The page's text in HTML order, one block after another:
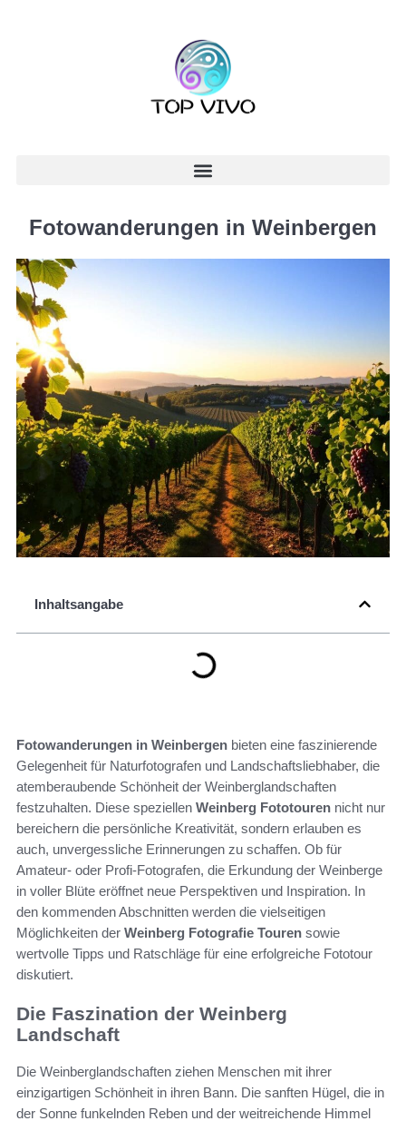
Fotowanderungen in Weinbergen
Inhaltsangabe
Fotowanderungen in Weinbergen bieten eine faszinierende
Gelegenheit für Naturfotografen und Landschaftsliebhaber, die
atemberaubende Schönheit der Weinberglandschaften
festzuhalten. Diese speziellen Weinberg Fototouren nicht nur
bereichern die persönliche Kreativität, sondern erlauben es
auch, unvergessliche Erinnerungen zu schaffen. Ob für
Amateur- oder Profi-Fotografen, die Erkundung der Weinberge
in voller Blüte eröffnet neue Perspektiven und Inspiration. In
den kommenden Abschnitten werden die vielseitigen
Möglichkeiten der Weinberg Fotografie Touren sowie
wertvolle Tipps und Ratschläge für eine erfolgreiche Fototour
diskutiert.
Die Faszination der Weinberg
Landschaft
Die Weinberglandschaften ziehen Menschen mit ihrer
einzigartigen Schönheit in ihren Bann. Die sanften Hügel, die in
der Sonne funkelnden Reben und der weitreichende Himmel